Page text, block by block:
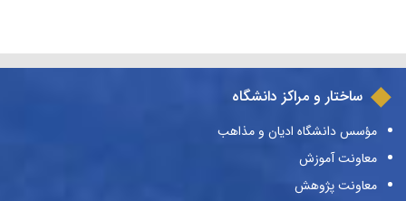
ساختار و مراکز دانشگاه
مؤسس دانشگاه ادیان و مذاهب
معاونت آموزش
معاونت پژوهش